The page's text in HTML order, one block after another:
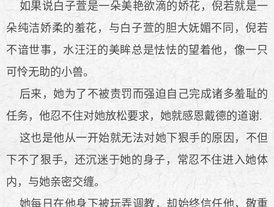
如果说白子萱是一朵美艳欲滴的娇花，倪若就是一
朵纯洁娇柔的羞花，与白子萱的胆大妩媚不同，倪若
不谙世事，水汪汪的美眸总是怯怯的望着他，像一只
可怜无助的小兽。
后来，她为了不被责罚而强迫自己完成诸多羞耻的
任务，他忍不住对她放松要求，她就感恩戴德的道谢.
这也是他从一开始就无法对她下狠手的原因，不但
下不了狠手，还沉迷于她的身子，常忍不住进入她体
内，与她亲密交缠。
她每日在他身下被玩弄调教，却始终信任他，敬重